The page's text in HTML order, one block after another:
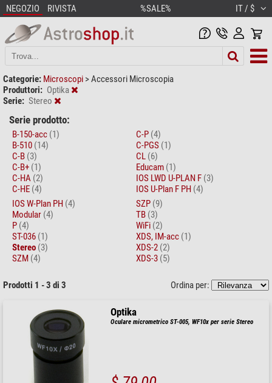
NEGOZIO RIVISTA %SALE% IT / $
Categorie: Microscopi >Accessori Microscopia
Produttori: Optika
Serie: Stereo
Serie prodotto:
B-150-acc (1)
B-510 (14)
C-B (3)
C-B+ (1)
C-HA (2)
C-HE (4)
C-P (4)
C-PGS (1)
CL (6)
Educam (1)
IOS LWD U-PLAN F (3)
IOS U-Plan F PH (4)
IOS W-Plan PH (4)
Modular (4)
P (4)
ST-036 (1)
Stereo (3)
SZM (4)
SZP (9)
TB (3)
WiFi (2)
XDS, IM-acc (1)
XDS-2 (2)
XDS-3 (5)
Prodotti 1 - 3 di 3 Ordina per:
Optika
Oculare micrometrico ST-005, WF10x per serie Stereo